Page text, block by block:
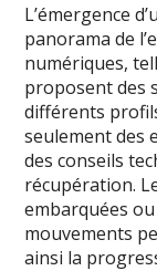
L’émergence
panorama de
numériques,
proposent des
différents
seulement des
des conseils
récupération.
embarquées
mouvements
ainsi la